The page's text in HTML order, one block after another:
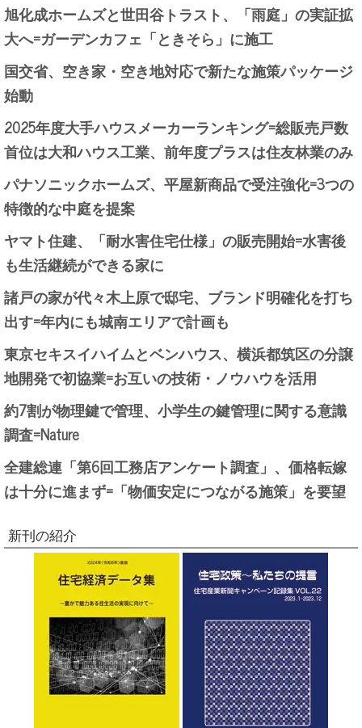
旭化成ホームズと世田谷トラスト、「雨庭」の実証拡
大へ=ガーデンカフェ「ときそら」に施工
国交省、空き家・空き地対応で新たな施策パッケージ
始動
2025年度大手ハウスメーカーランキング=総販売戸数
首位は大和ハウス工業、前年度プラスは住友林業のみ
パナソニックホームズ、平屋新商品で受注強化=3つの
特徴的な中庭を提案
ヤマト住建、「耐水害住宅仕様」の販売開始=水害後
も生活継続ができる家に
諸戸の家が代々木上原で邸宅、ブランド明確化を打ち
出す=年内にも城南エリアで計画も
東京セキスイハイムとベンハウス、横浜都筑区の分譲
地開発で初協業=お互いの技術・ノウハウを活用
約7割が物理鍵で管理、小学生の鍵管理に関する意識
調査=Nature
全建総連「第6回工務店アンケート調査」、価格転嫁
は十分に進まず=「物価安定につながる施策」を要望
新刊の紹介